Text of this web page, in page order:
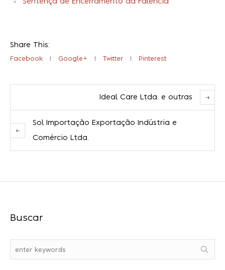
Sentença de Encerramento da Falência
Share This:
Facebook Google+ Twitter Pinterest
Ideal Care Ltda. e outras
Sol Importação Exportação Indústria e
Comércio Ltda.
Buscar